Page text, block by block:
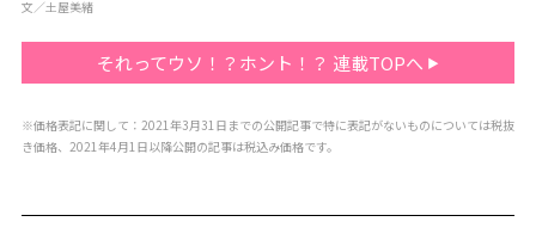
力している。
文／土屋美緒
それってウソ！？ホント！？ 連載TOPへ
※価格表記に関して：2021年3月31日までの公開記事で特に表記がないものについては税抜
き価格、2021年4月1日以降公開の記事は税込み価格です。